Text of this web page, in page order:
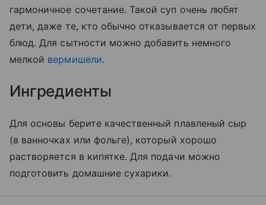
гармоничное сочетание. Такой суп очень любят
дети, даже те, кто обычно отказывается от первых
блюд. Для сытности можно добавить немного
мелкой вермишели.
Ингредиенты
Для основы берите качественный плавленый сыр
(в ванночках или фольге), который хорошо
растворяется в кипятке. Для подачи можно
подготовить домашние сухарики.